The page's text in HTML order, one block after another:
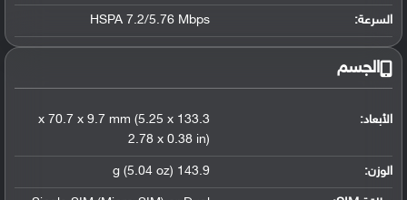
السرعة: HSPA 7.2/5.76 Mbps
الجسم
الأبعاد:
133.3 x 70.7 x 9.7 mm (5.25 x
2.78 x 0.38 in)
الوزن: 143.9 g (5.04 oz)